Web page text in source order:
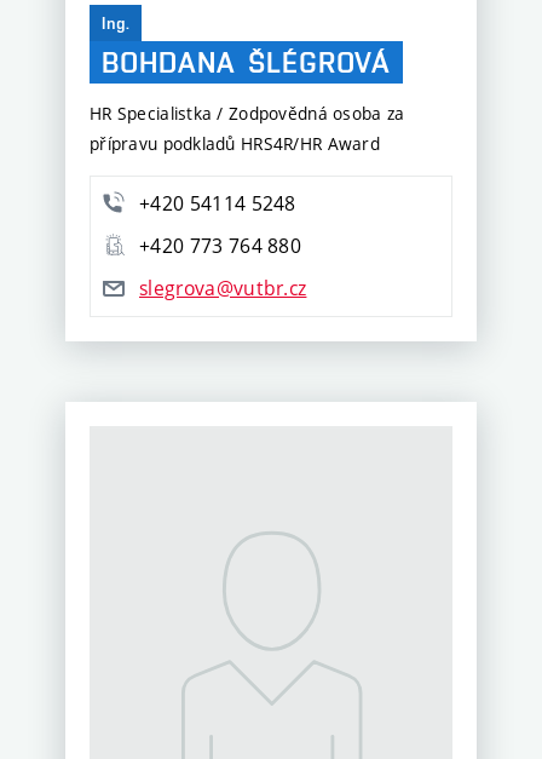
Ing.
BOHDANA ŠLÉGROVÁ
HR Specialistka / Zodpovědná osoba za
přípravu podkladů HRS4R/HR Award
+420 54114 5248
+420 773 764 880
slegrova@vutbr.cz